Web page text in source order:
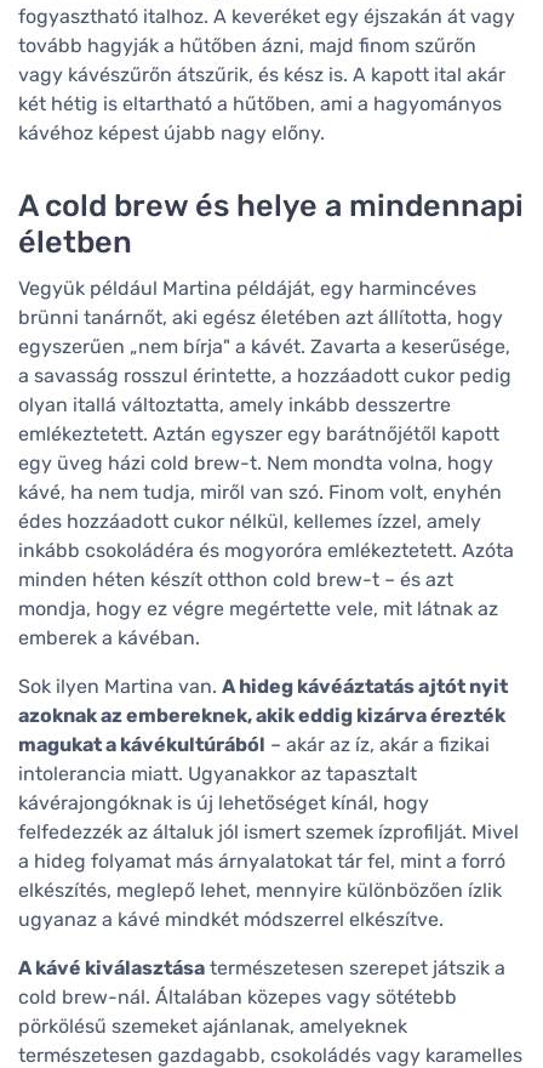
fogyasztható italhoz. A keveréket egy éjszakán át vagy
tovább hagyják a hűtőben ázni, majd finom szűrőn
vagy kávészűrőn átszűrik, és kész is. A kapott ital akár
két hétig is eltartható a hűtőben, ami a hagyományos
kávéhoz képest újabb nagy előny.
A cold brew és helye a mindennapi
életben
Vegyük például Martina példáját, egy harmincéves
brünni tanárnőt, aki egész életében azt állította, hogy
egyszerűen „nem bírja" a kávét. Zavarta a keserűsége,
a savasság rosszul érintette, a hozzáadott cukor pedig
olyan itallá változtatta, amely inkább desszertre
emlékeztetett. Aztán egyszer egy barátnőjétől kapott
egy üveg házi cold brew-t. Nem mondta volna, hogy
kávé, ha nem tudja, miről van szó. Finom volt, enyhén
édes hozzáadott cukor nélkül, kellemes ízzel, amely
inkább csokoládéra és mogyoróra emlékeztetett. Azóta
minden héten készít otthon cold brew-t – és azt
mondja, hogy ez végre megértette vele, mit látnak az
emberek a kávéban.
Sok ilyen Martina van. A hideg kávéáztatás ajtót nyit
azoknak az embereknek, akik eddig kizárva érezték
magukat a kávékultúrából – akár az íz, akár a fizikai
intolerancia miatt. Ugyanakkor az tapasztalt
kávérajongóknak is új lehetőséget kínál, hogy
felfedezzék az általuk jól ismert szemek ízprofilját. Mivel
a hideg folyamat más árnyalatokat tár fel, mint a forró
elkészítés, meglepő lehet, mennyire különbözően ízlik
ugyanaz a kávé mindkét módszerrel elkészítve.
A kávé kiválasztása természetesen szerepet játszik a
cold brew-nál. Általában közepes vagy sötétebb
pörkölésű szemeket ajánlanak, amelyeknek
természetesen gazdagabb, csokoládés vagy karamelles